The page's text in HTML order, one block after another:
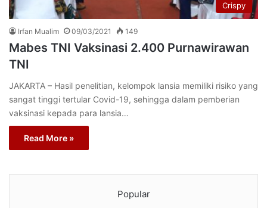
Crispy
Irfan Mualim 09/03/2021 149
Mabes TNI Vaksinasi 2.400 Purnawirawan
TNI
JAKARTA – Hasil penelitian, kelompok lansia memiliki risiko yang
sangat tinggi tertular Covid-19, sehingga dalam pemberian
vaksinasi kepada para lansia…
Read More »
Popular